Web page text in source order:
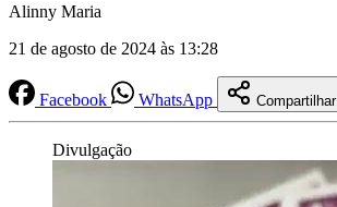
Alinny Maria
21 de agosto de 2024 às 13:28
Facebook WhatsApp Compartilhar
Divulgação